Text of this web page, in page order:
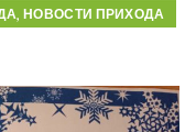
,НОВОСТИ ПРИХОДА